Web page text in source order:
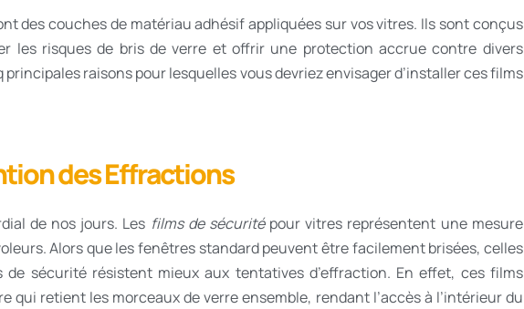
des couches de matériau adhésif appliquées sur vos vitres. Ils sont conçus
les risques de bris de verre et offrir une protection accrue contre divers
raisons pour lesquelles vous devriez envisager d’installer ces films
des Effractions
de nos jours. Les films de sécuritépour vitres représentent une mesure
Alors que les fenêtres standard peuvent être facilement brisées, celles
sécurité résistent mieux aux tentatives d’effraction. En effet, ces films
qui retient les morceaux de verre ensemble, rendant l’accès à l’intérieur du